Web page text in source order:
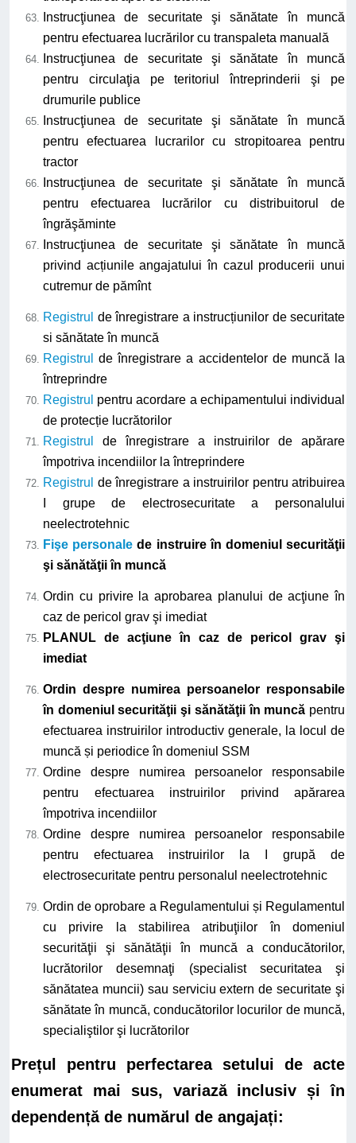
Instrucţiunea de securitate şi sănătate în muncă
pentru efectuarea lucrărilor cu transpaleta manuală
Instrucţiunea de securitate şi sănătate în muncă
pentru circulaţia pe teritoriul întreprinderii şi pe
drumurile publice
Instrucţiunea de securitate şi sănătate în muncă
pentru efectuarea lucrarilor cu stropitoarea pentru
tractor
Instrucţiunea de securitate şi sănătate în muncă
pentru efectuarea lucrărilor cu distribuitorul de
îngrăşăminte
Instrucţiunea de securitate şi sănătate în muncă
privind acțiunile angajatului în cazul producerii unui
cutremur de pămînt
Registrul de înregistrare a instrucțiunilor de securitate
si sănătate în muncă
Registrul
de înregistrare a accidentelor de muncă la
întreprindre
Registrul pentru acordare a echipamentului individual
de protecție lucrătorilor
Registrul
de înregistrare a instruirilor de apărare
împotriva incendiilor la întreprindere
Registrul de înregistrare a instruirilor pentru atribuirea
I grupe de electrosecuritate a personalului
neelectrotehnic
Fişe personale de instruire în domeniul securităţii
şi sănătăţii în muncă
Ordin cu privire la aprobarea planului de acţiune în
caz de pericol grav şi imediat
PLANUL de acţiune în caz de pericol grav şi
imediat
Ordin despre numirea persoanelor responsabile
în domeniul securităţii şi sănătăţii în muncă pentru
efectuarea instruirilor introductiv generale, la locul de
muncă și periodice în domeniul SSM
Ordine despre numirea persoanelor responsabile
pentru efectuarea instruirilor privind apărarea
împotriva incendiilor
Ordine despre numirea persoanelor responsabile
pentru efectuarea instruirilor la I grupă de
electrosecuritate pentru personalul neelectrotehnic
Ordin de oprobare a Regulamentului și Regulamentul
cu privire la stabilirea atribuţiilor în domeniul
securităţii şi sănătăţii în muncă a conducătorilor,
lucrătorilor desemnaţi (specialist securitatea şi
sănătatea muncii) sau serviciu extern de securitate şi
sănătate în muncă, conducătorilor locurilor de muncă,
specialiştilor şi lucrătorilor
Prețul pentru perfectarea setului de acte
enumerat mai sus, variază inclusiv și în
dependență de numărul de angajați: